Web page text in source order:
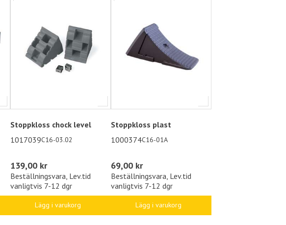
Stoppkloss chock level
1017039C16-03.02
139,00 kr
Beställningsvara, Lev.tid
vanligtvis 7-12 dgr
Lägg i varukorg
Stoppkloss plast
1000374C16-01A
69,00 kr
Beställningsvara, Lev.tid
vanligtvis 7-12 dgr
Lägg i varukorg